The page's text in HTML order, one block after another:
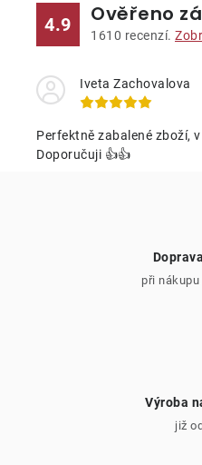
4.9 Ověřeno
1610 recenzí.
Iveta Zachovalova
Perfektně zabalené zboží,
Doporučuji 👍👍
při
Výroba
již